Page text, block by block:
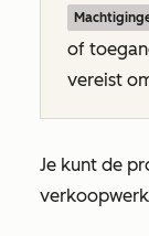
of
vereist
Je kunt de